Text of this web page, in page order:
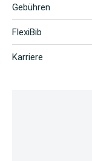
Gebühren
FlexiBib
Karriere